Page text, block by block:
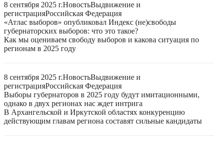
8 сентября 2025 г.НовостьВыдвижение и
регистрацияРоссийская Федерация
«Атлас выборов» опубликовал Индекс (не)свободы
губернаторских выборов: что это такое?
Как мы оцениваем свободу выборов и какова ситуация по
регионам в 2025 году
8 сентября 2025 г.НовостьВыдвижение и
регистрацияРоссийская Федерация
Выборы губернаторов в 2025 году будут имитационными,
однако в двух регионах нас ждет интрига
В Архангельской и Иркутской областях конкуренцию
действующим главам региона составят сильные кандидаты